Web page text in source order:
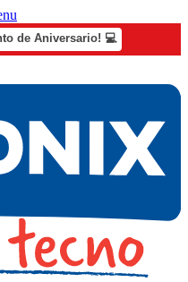
de Aniversario! 💻